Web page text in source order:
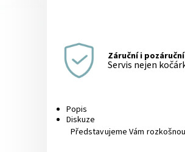
Záruční i
Servis nejen
Popis
Diskuze
Představujeme Vám